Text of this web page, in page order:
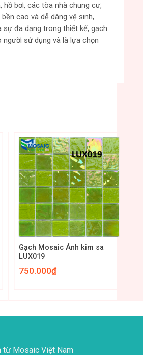
bơi, các tòa nhà chung cư,
cao và dễ dàng vệ sinh,
đa dạng trong thiết kế, gạch
sử dụng và là lựa chọn
Gạch Mosaic Ánh kim sa
LUX019
750.000₫
từ Mosaic Việt Nam